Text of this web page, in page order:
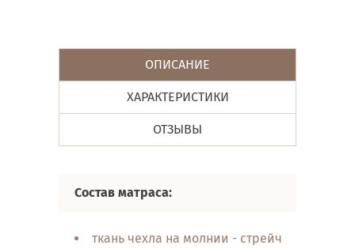
ОПИСАНИЕ
ХАРАКТЕРИСТИКИ
ОТЗЫВЫ
Состав матраса:
ткань чехла на молнии - стрейч